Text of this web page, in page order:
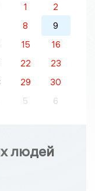
1
2
8
9
15
16
22
23
29
30
5 6
людей